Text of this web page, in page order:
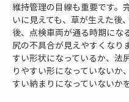
維持管理の目線も重要です。
いに見えても、草が生えた後
後、点検車両が通る時期にな
尻の不具合が見えやすくなり
すい形状になっているか、法
りやすい形になっていないか
すい納まりになっていないか